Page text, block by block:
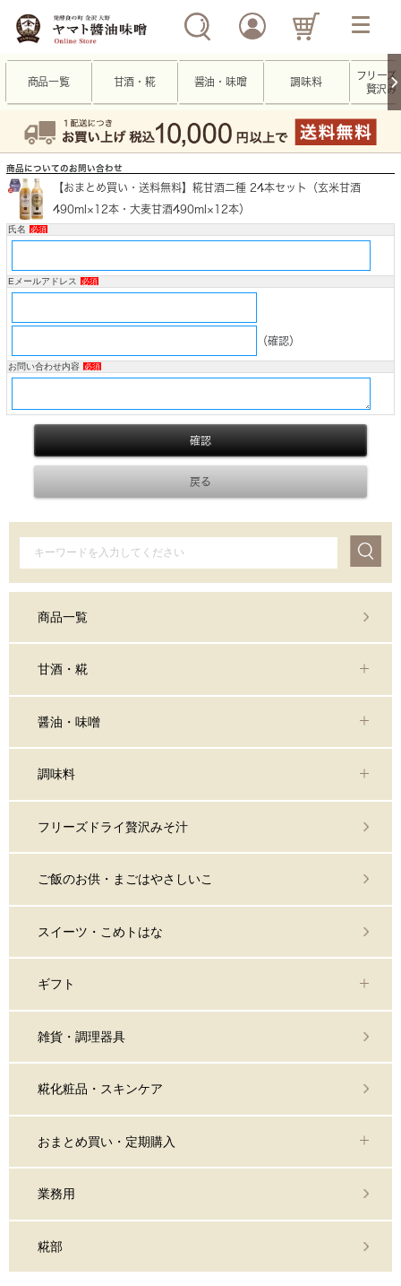
商品一覧 甘酒・糀 醤油・味噌 調味料
フリーズ
贅沢み
商品についてのお問い合わせ
【おまとめ買い・送料無料】糀甘酒二種 24本セット（玄米甘酒
490ml×12本・大麦甘酒490ml×12本）
氏名 必須
Eメールアドレス 必須
（確認）
お問い合わせ内容 必須
商品一覧
甘酒・糀
醤油・味噌
調味料
フリーズドライ贅沢みそ汁
ご飯のお供・まごはやさしいこ
スイーツ・こめトはな
ギフト
雑貨・調理器具
糀化粧品・スキンケア
おまとめ買い・定期購入
業務用
糀部